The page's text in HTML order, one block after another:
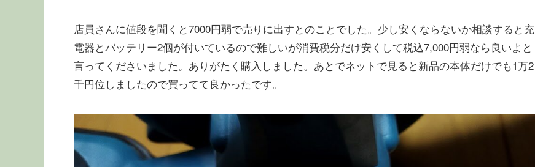
店員さんに値段を聞くと7000円弱で売りに出すとのことでした。少し安くならないか相談すると充
電器とバッテリー2個が付いているので難しいが消費税分だけ安くして税込7,000円弱なら良いよと
言ってくださいました。ありがたく購入しました。あとでネットで見ると新品の本体だけでも1万2
千円位しましたので買ってて良かったです。